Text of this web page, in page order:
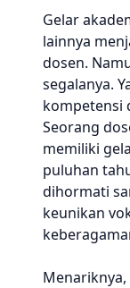
Gelar
lainnya
dosen.
segalanya.
kompetensi
Seorang
memiliki
puluhan
dihormati
keunikan